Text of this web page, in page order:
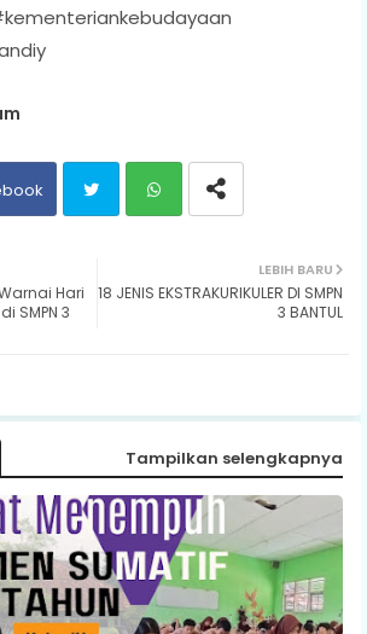
ter ats
LEBIH BARU
18 JENIS EKSTRAKURIKULER DI SMPN
3 BANTUL
Hari
SMPN 3
Tampilkan selengkapnya